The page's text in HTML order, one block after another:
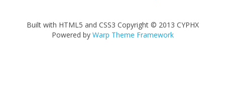
Built with HTML5 and CSS3 Copyright © 2013 CYPHX
Powered by Warp Theme Framework